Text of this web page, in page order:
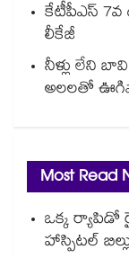
కేటీపీఎస్
లీకేజీ
నీళ్లు లేని
అలలతో
Most Read
ఒక్క ర్యాపిడో
హాస్పిటల్